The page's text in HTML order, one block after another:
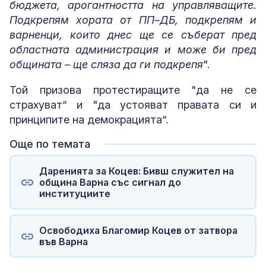
бюджета, арогантността на управляващите.
Подкрепям хората от ПП–ДБ, подкрепям и
варненци, които днес ще се съберат пред
областната администрация и може би пред
общината – ще сляза да ги подкрепя".
Той призова протестиращите "да не се
страхуват“ и "да устояват правата си и
принципите на демокрацията“.
Още по темата
Даренията за Коцев: Бивш служител на
община Варна със сигнал до
институциите
Освободиха Благомир Коцев от затвора
във Варна